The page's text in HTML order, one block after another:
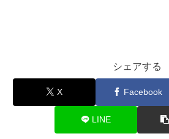
シェアする
X Facebook
LINE